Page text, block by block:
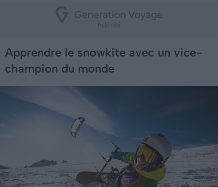
Apprendre le snowkite avec un vice-
champion du monde